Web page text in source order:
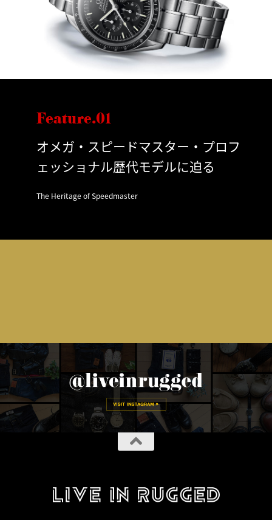
Feature.01
オメガ・スピードマスター・プロフ
ェッショナル歴代モデルに迫る
The Heritage of Speedmaster